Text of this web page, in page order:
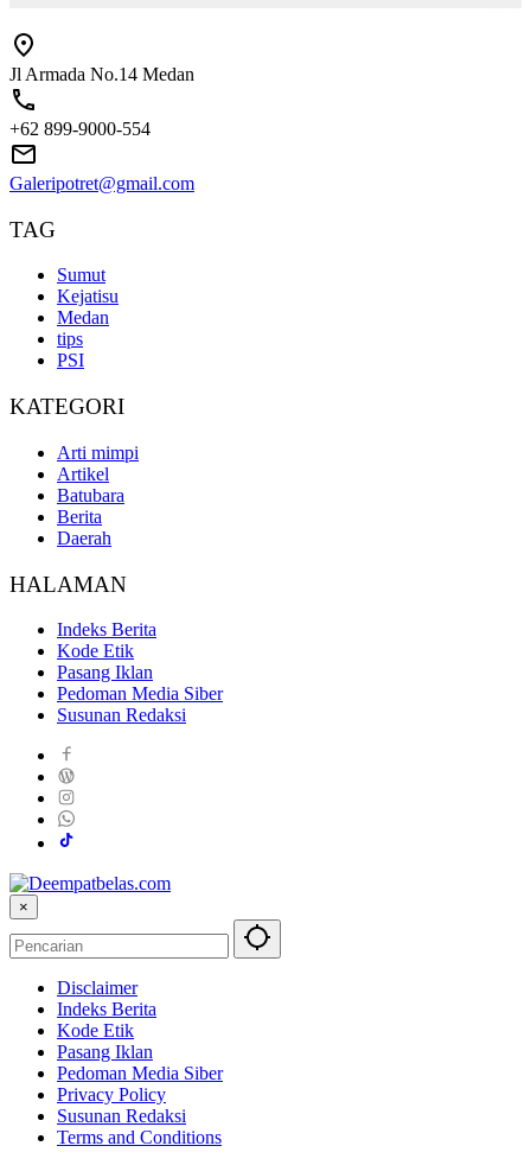
Jl Armada No.14 Medan
+62 899-9000-554
Galeripotret@gmail.com
TAG
Sumut
Kejatisu
Medan
tips
PSI
KATEGORI
Arti mimpi
Artikel
Batubara
Berita
Daerah
HALAMAN
Indeks Berita
Kode Etik
Pasang Iklan
Pedoman Media Siber
Susunan Redaksi
×
Disclaimer
Indeks Berita
Kode Etik
Pasang Iklan
Pedoman Media Siber
Privacy Policy
Susunan Redaksi
Terms and Conditions